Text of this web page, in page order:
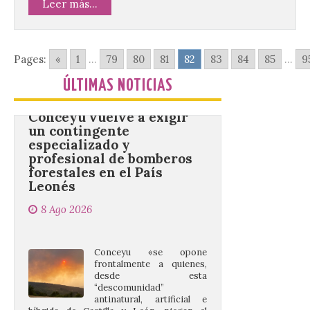
Leer más...
Pages: « 1 ... 79 80 81 82 83 84 85 ...
ÚLTIMAS NOTICIAS
podrán presentarse hasta el 30 de
Conceyu vuelve a exigir
un contingente
especializado y
profesional de bomberos
forestales en el País
Leonés
8 Ago 2026
“descomunidad”
antinatural, artificial e
híbrida de Castilla y León, niegan el
cambio climático y anteponen el fomento
de la tauromaquia a una prevención real
de los incendios. Conceyu Pais Llionés